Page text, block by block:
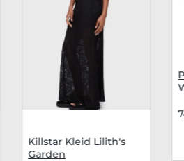
Killstar Kleid Lilith's
Garden